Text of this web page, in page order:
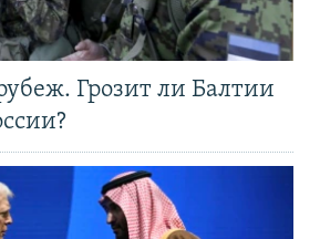
Грозит ли Балтии